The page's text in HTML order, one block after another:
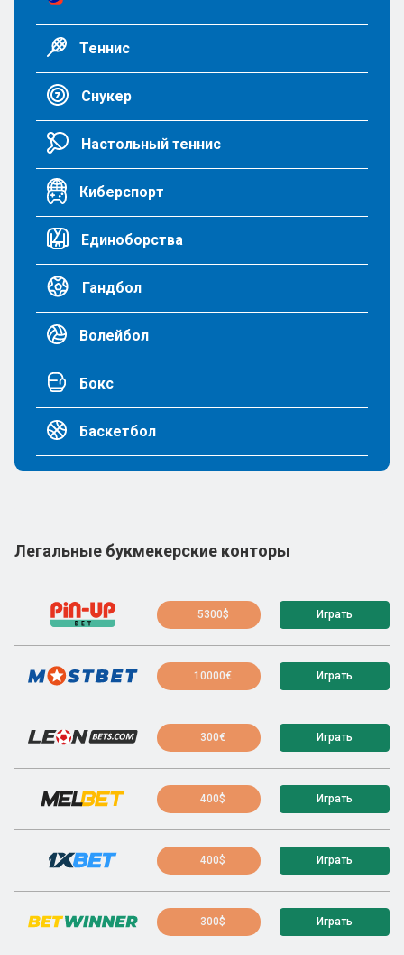
Теннис
Снукер
Настольный теннис
Киберспорт
Единоборства
Гандбол
Волейбол
Бокс
Баскетбол
Легальные букмекерские конторы
5300$ Играть
10000€ Играть
300€ Играть
400$ Играть
400$ Играть
300$ Играть